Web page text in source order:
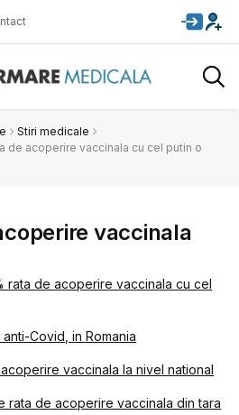
Stiri medicale
de acoperire vaccinala cu cel putin o
vaccinala
rata de acoperire vaccinala cu cel
Covid, in Romania
vaccinala la nivel national
rata de acoperire vaccinala din tara